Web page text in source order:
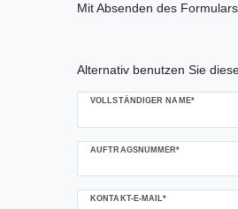
Mit Absenden des
Alternativ benutzen Sie
VOLLSTÄNDIGER NAME*
AUFTRAGSNUMMER*
KONTAKT-E-MAIL*